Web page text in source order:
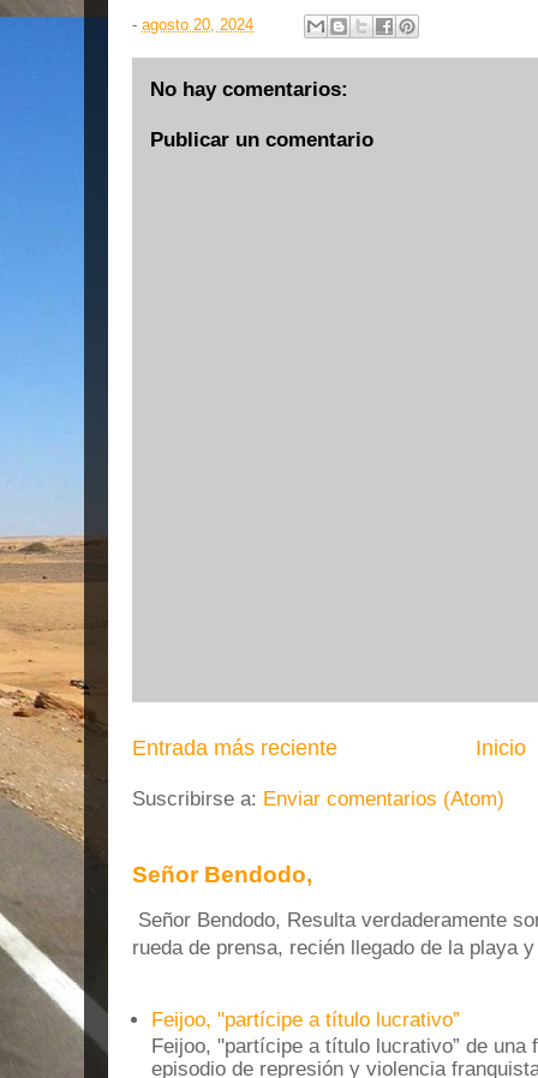
- agosto 20, 2024
No hay comentarios:
Publicar un comentario
Entrada más reciente Inicio
Suscribirse a: Enviar comentarios (Atom)
Señor Bendodo,
Señor Bendodo, Resulta verdaderamente
rueda de prensa, recién llegado de la playa
Feijoo, "partícipe a título lucrativo”
Feijoo, "partícipe a título lucrativo” de una
episodio de represión y violencia